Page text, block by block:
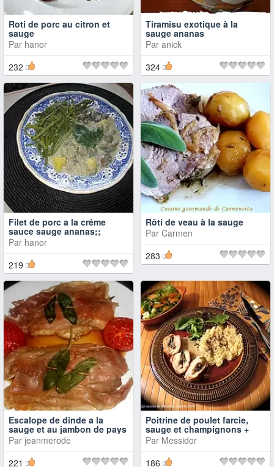
Roti de porc au citron et
sauge
Par hanor
232
Tiramisu exotique à la
sauge ananas
Par anick
324
Filet de porc a la créme
sauce sauge ananas;;
Par hanor
219
Rôti de veau à la sauge
Par Carmen
283
Escalope de dinde a la
sauge et au jambon de pays
Par jeanmerode
221
Poitrine de poulet farcie,
sauge et champignons +
Par Messidor
186